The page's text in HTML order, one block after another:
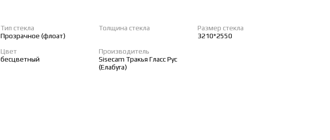
Тип стекла
Прозрачное (флоат)
Толщина стекла
Размер стекла
3210*2550
Цвет
бесцветный
Производитель
Sisecam Тракья Гласс Рус
(Елабуга)